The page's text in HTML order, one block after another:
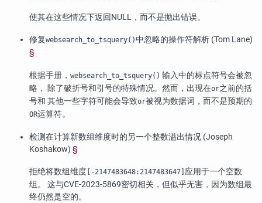
使其在这些情况下返回NULL，而不是抛出错误。
修复websearch_to_tsquery()中忽略的操作符解析 (Tom Lane)
§
根据手册， websearch_to_tsquery() 输入中的标点符号会被忽
略， 除了破折号和引号的特殊情况。然而，出现在or之前的括
号和 其他一些字符可能会导致or被视为数据词，而不是预期的
OR运算符。
检测在计算新数组维度时的另一个整数溢出情况 (Joseph
Koshakow) §
拒绝将数组维度 [-2147483648:2147483647] 应用于一个空数
组。 这与CVE-2023-5869密切相关，但似乎无害，因为数组最
终仍然是空的。